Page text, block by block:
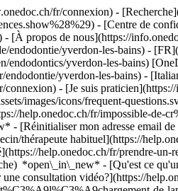
fr/connexion) -
- [Centre de
[À propos de nous](https://
endodontie/yverdon-les-bains) -
endodontics/yverdon-les-bains)
yverdon-les-bains) -
- [Je suis
images/icons/frequent-
help.onedoc.ch/fr/impossible-de-
- [Réinitialiser mon adresse email
thérapeute habituel](https://
help.onedoc.ch/fr/prendre-
*open\_in\_new* - [Qu'est ce
une consultation vidéo?](https://